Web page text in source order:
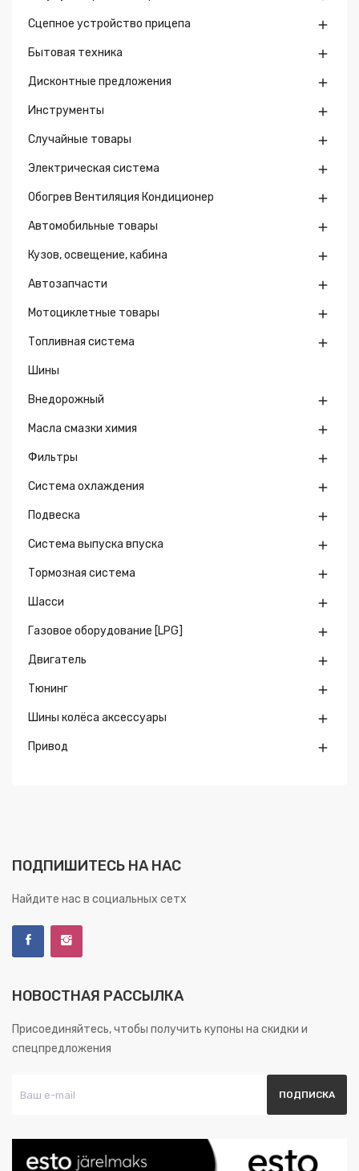
Сцепное устройство прицепа 
Бытовая техника 
Дисконтные предложения 
Инструменты 
Случайные товары 
Электрическая система 
Обогрев Вентиляция Кондиционер 
Автомобильные товары 
Кузов, освещение, кабина 
Автозапчасти 
Мотоциклетные товары 
Топливная система 
Шины
Внедорожный 
Масла смазки химия 
Фильтры 
Система охлаждения 
Подвеска 
Система выпуска впуска 
Тормозная система 
Шасси 
Газовое оборудование [LPG] 
Двигатель 
Тюнинг 
Шины колёса аксессуары 
Привод 
ПОДПИШИТЕСЬ НА НАС
Найдите нас в социальных сетх
НОВОСТНАЯ РАССЫЛКА
Присоединяйтесь, чтобы получить купоны на скидки и
спецпредложения